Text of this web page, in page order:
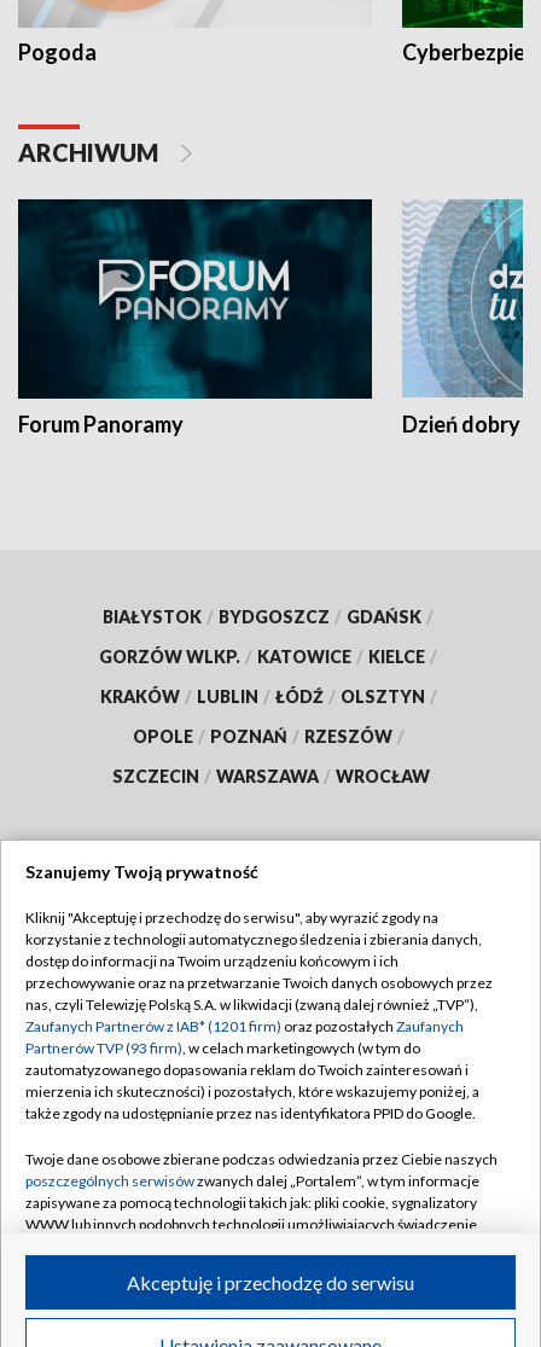
Pogoda
ARCHIWUM
Forum Panoramy Dzień dobry
BIAŁYSTOK / BYDGOSZCZ / GDAŃSK /
GORZÓW WLKP. / KATOWICE / KIELCE /
KRAKÓW / LUBLIN / ŁÓDŹ / OLSZTYN /
OPOLE / POZNAŃ / RZESZÓW /
SZCZECIN / WARSZAWA / WROCŁAW
TVP
Abonament TVP
Emisja w TVP
Centrum informacji TVP
Naziemna Telewizja Cyfrowa
Rada Programowa
System NOS
Informacje o nadawcy
Program dla prasy
Regulamin TVP
Polityka prywatności
Moje zgody
Pomoc
Kontakt
Kanały
©2026 Telewizja Polska S.A. w likwidacji
Szanujemy Twoją prywatność
Kliknij "Akceptuję i przechodzę do serwisu", aby wyrazić zgody na
korzystanie z technologii automatycznego śledzenia i zbierania danych,
dostęp do informacji na Twoim urządzeniu końcowym i ich
przechowywanie oraz na przetwarzanie Twoich danych osobowych przez
nas, czyli Telewizję Polską S.A. w likwidacji (zwaną dalej również „TVP”),
Zaufanych Partnerów z IAB* (1201 firm) oraz pozostałych Zaufanych
Partnerów TVP (93 firm), w celach marketingowych (w tym do
zautomatyzowanego dopasowania reklam do Twoich zainteresowań i
mierzenia ich skuteczności) i pozostałych, które wskazujemy poniżej, a
także zgody na udostępnianie przez nas identyfikatora PPID do Google.
Twoje dane osobowe zbierane podczas odwiedzania przez Ciebie naszych
poszczególnych serwisówzwanych dalej „Portalem”, w tym informacje
zapisywane za pomocą technologii takich jak: pliki cookie, sygnalizatory
WWW lub innych podobnych technologii umożliwiających świadczenie
ruchu w Internecie.
Twoje dane osobowe zbierane podczas odwiedzania przez Ciebie
Akceptuję i przechodzę do serwisu